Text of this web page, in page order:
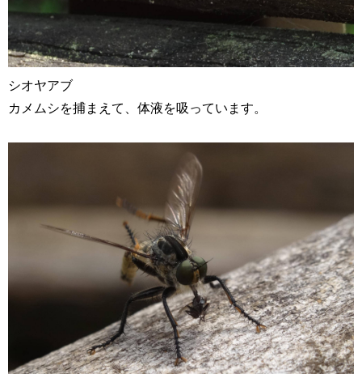
シオヤアブ
カメムシを捕まえて、体液を吸っています。